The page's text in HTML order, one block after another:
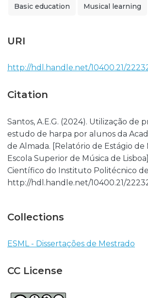
Basic education Musical learning
URI
http://hdl.handle.net/10400.21/
Citation
Santos, A.E.G. (2024). Utilização de
estudo de harpa por alunos da
de Almada. [Relatório de Estágio de
Escola Superior de Música de
Científico do Instituto Politécnico de
http://hdl.handle.net/10400.21/
Collections
ESML - Dissertações de Mestrado
CC License